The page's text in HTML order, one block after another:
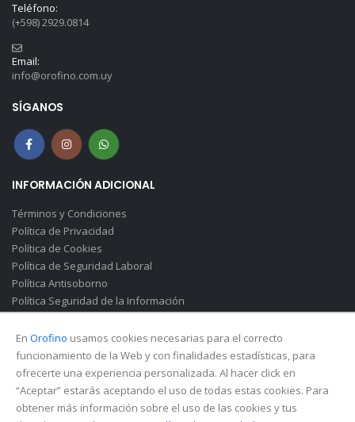
Teléfono:
(+598) 2929.0814
Email:
info@orofino.com.uy
SÍGANOS
INFORMACIÓN ADICIONAL
Términos y Condiciones
Política de Privacidad
Política de Cookies
Política de Seguridad Laboral
Política Antisoborno
Política Seguridad de la Información
Canal de Denuncias(Soborno)
En Orofino usamos cookies necesarias para el correcto
funcionamiento de la Web y con finalidades estadísticas, para
ofrecerte una experiencia personalizada. Al hacer click en
“Aceptar” estarás aceptando el uso de todas estas cookies. Para
obtener más información sobre el uso de las cookies y tus